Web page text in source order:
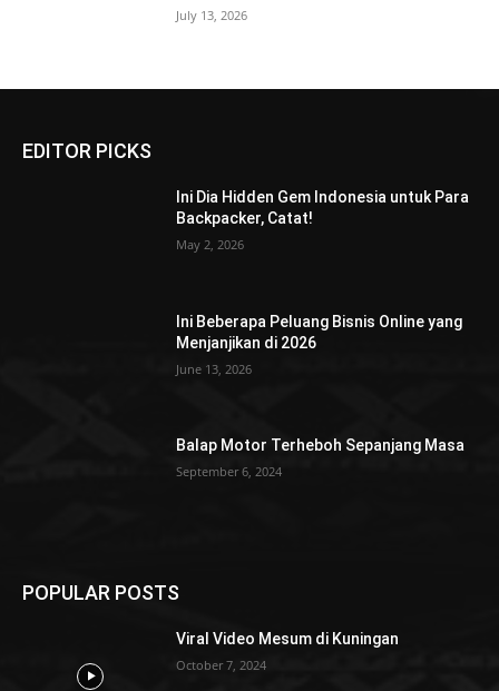
July 13, 2026
EDITOR PICKS
Ini Dia Hidden Gem Indonesia untuk Para
Backpacker, Catat!
May 2, 2026
Ini Beberapa Peluang Bisnis Online yang
Menjanjikan di 2026
June 13, 2026
Balap Motor Terheboh Sepanjang Masa
September 6, 2024
POPULAR POSTS
Viral Video Mesum di Kuningan
October 7, 2024